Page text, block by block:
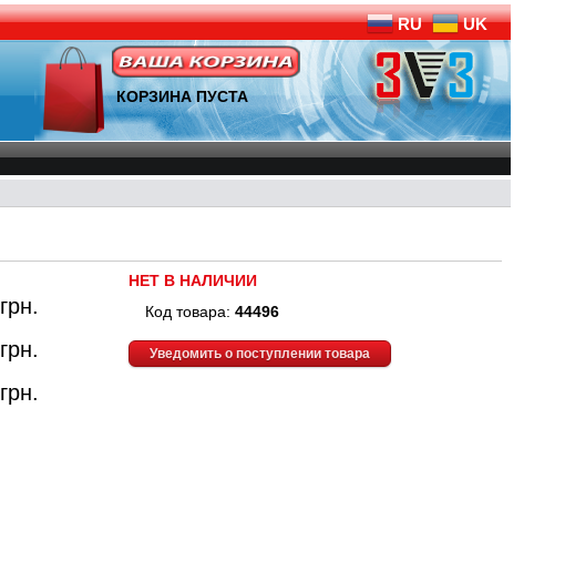
RU UK
КОРЗИНА ПУСТА
грн.
грн.
грн.
НЕТ В НАЛИЧИИ
Код товара: 44496
Уведомить о поступлении товара